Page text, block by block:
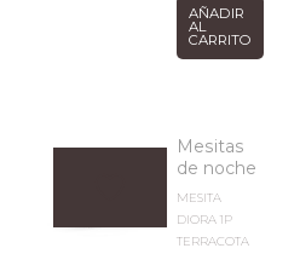
AÑADIR
AL
CARRITO
Mesitas
de noche
MESITA
DIORA 1P
TERRACOTA